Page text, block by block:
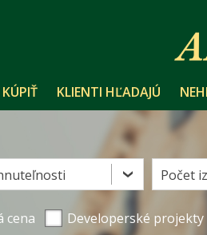
KÚPIŤ KLIENTI HĽADAJÚ
cena Developerské projekty